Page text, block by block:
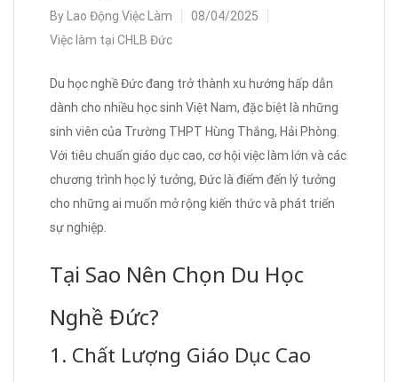
By Lao Động Việc Làm
08/04/2025
Việc làm tại CHLB Đức
Du học nghề Đức đang trở thành xu hướng hấp dẫn
dành cho nhiều học sinh Việt Nam, đặc biệt là những
sinh viên của Trường THPT Hùng Thắng, Hải Phòng.
Với tiêu chuẩn giáo dục cao, cơ hội việc làm lớn và các
chương trình học lý tưởng, Đức là điểm đến lý tưởng
cho những ai muốn mở rộng kiến thức và phát triển
sự nghiệp.
Tại Sao Nên Chọn Du Học
Nghề Đức?
1. Chất Lượng Giáo Dục Cao